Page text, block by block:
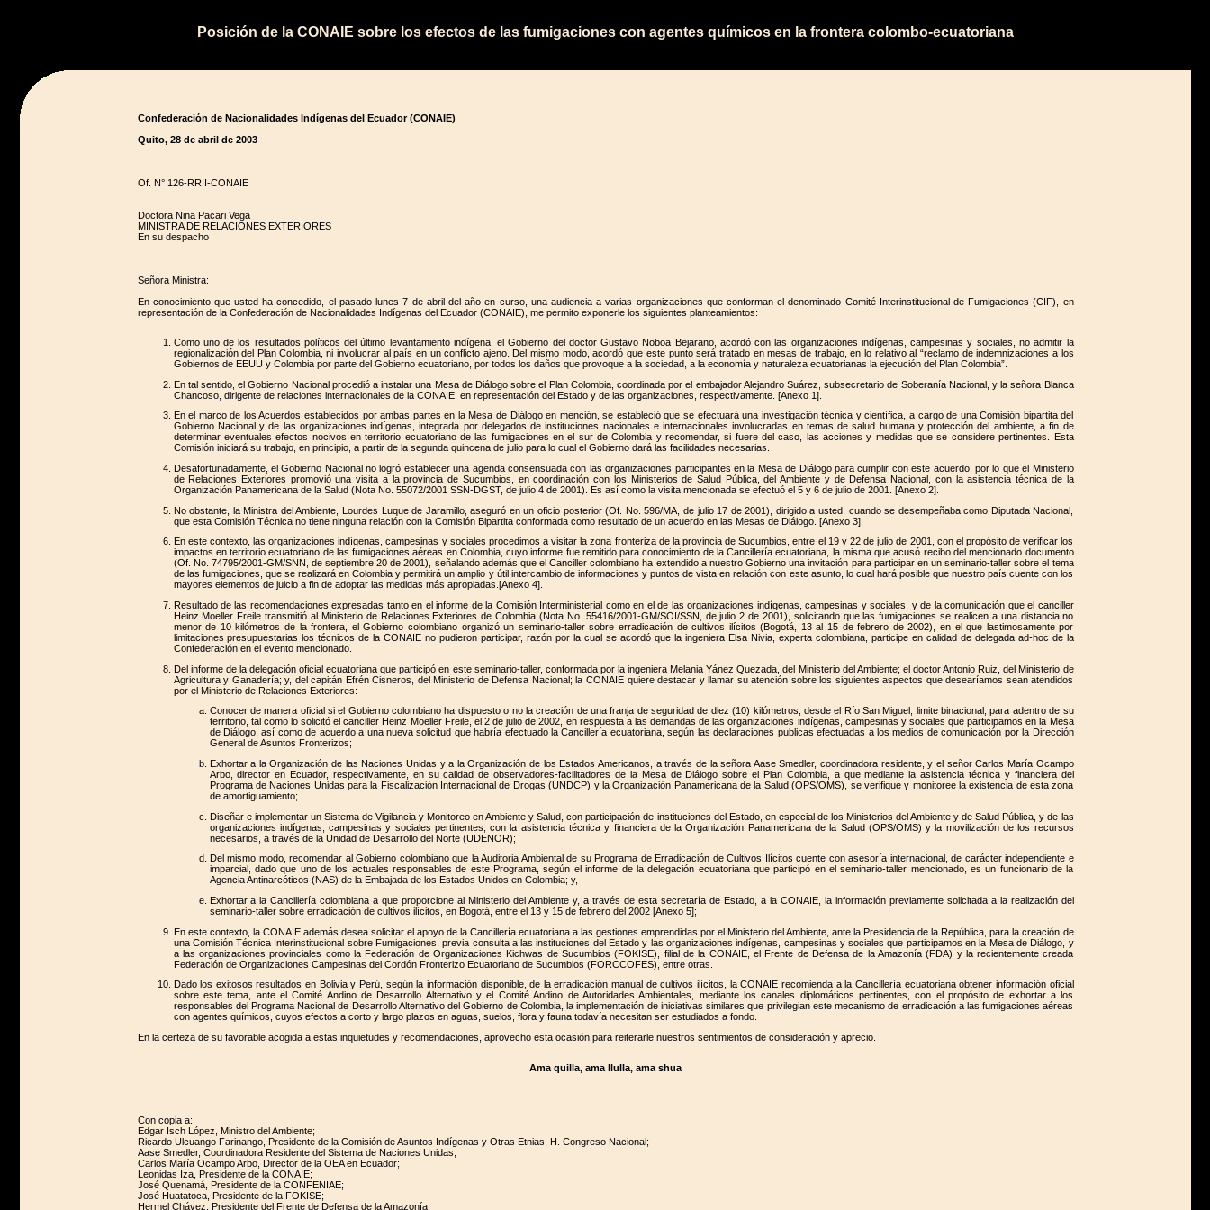
Posición de la CONAIE sobre los efectos de las fumigaciones con agentes químicos en la frontera colombo-ecuatoriana
Confederación de Nacionalidades Indígenas del Ecuador (CONAIE)
Quito, 28 de abril de 2003
Of. N° 126-RRII-CONAIE
Doctora Nina Pacari Vega
MINISTRA DE RELACIONES EXTERIORES
En su despacho
Señora Ministra:
En conocimiento que usted ha concedido, el pasado lunes 7 de abril del año en curso, una audiencia a varias organizaciones que conforman el denominado Comité Interinstitucional de Fumigaciones (CIF), en
representación de la Confederación de Nacionalidades Indígenas del Ecuador (CONAIE), me permito exponerle los siguientes planteamientos:
Como uno de los resultados políticos del último levantamiento indígena, el Gobierno del doctor Gustavo Noboa Bejarano, acordó con las organizaciones indígenas, campesinas y sociales, no admitir la
regionalización del Plan Colombia, ni involucrar al país en un conflicto ajeno. Del mismo modo, acordó que este punto será tratado en mesas de trabajo, en lo relativo al “reclamo de indemnizaciones a los
Gobiernos de EEUU y Colombia por parte del Gobierno ecuatoriano, por todos los daños que provoque a la sociedad, a la economía y naturaleza ecuatorianas la ejecución del Plan Colombia”.
En tal sentido, el Gobierno Nacional procedió a instalar una Mesa de Diálogo sobre el Plan Colombia, coordinada por el embajador Alejandro Suárez, subsecretario de Soberanía Nacional, y la señora Blanca
Chancoso, dirigente de relaciones internacionales de la CONAIE, en representación del Estado y de las organizaciones, respectivamente. [Anexo 1].
En el marco de los Acuerdos establecidos por ambas partes en la Mesa de Diálogo en mención, se estableció que se efectuará una investigación técnica y científica, a cargo de una Comisión bipartita del
Gobierno Nacional y de las organizaciones indígenas, integrada por delegados de instituciones nacionales e internacionales involucradas en temas de salud humana y protección del ambiente, a fin de
determinar eventuales efectos nocivos en territorio ecuatoriano de las fumigaciones en el sur de Colombia y recomendar, si fuere del caso, las acciones y medidas que se considere pertinentes. Esta
Comisión iniciará su trabajo, en principio, a partir de la segunda quincena de julio para lo cual el Gobierno dará las facilidades necesarias.
Desafortunadamente, el Gobierno Nacional no logró establecer una agenda consensuada con las organizaciones participantes en la Mesa de Diálogo para cumplir con este acuerdo, por lo que el Ministerio
de Relaciones Exteriores promovió una visita a la provincia de Sucumbios, en coordinación con los Ministerios de Salud Pública, del Ambiente y de Defensa Nacional, con la asistencia técnica de la
Organización Panamericana de la Salud (Nota No. 55072/2001 SSN-DGST, de julio 4 de 2001). Es así como la visita mencionada se efectuó el 5 y 6 de julio de 2001. [Anexo 2].
No obstante, la Ministra del Ambiente, Lourdes Luque de Jaramillo, aseguró en un oficio posterior (Of. No. 596/MA, de julio 17 de 2001), dirigido a usted, cuando se desempeñaba como Diputada Nacional,
que esta Comisión Técnica no tiene ninguna relación con la Comisión Bipartita conformada como resultado de un acuerdo en las Mesas de Diálogo. [Anexo 3].
En este contexto, las organizaciones indígenas, campesinas y sociales procedimos a visitar la zona fronteriza de la provincia de Sucumbios, entre el 19 y 22 de julio de 2001, con el propósito de verificar los
impactos en territorio ecuatoriano de las fumigaciones aéreas en Colombia, cuyo informe fue remitido para conocimiento de la Cancillería ecuatoriana, la misma que acusó recibo del mencionado documento
(Of. No. 74795/2001-GM/SNN, de septiembre 20 de 2001), señalando además que el Canciller colombiano ha extendido a nuestro Gobierno una invitación para participar en un seminario-taller sobre el tema
de las fumigaciones, que se realizará en Colombia y permitirá un amplio y útil intercambio de informaciones y puntos de vista en relación con este asunto, lo cual hará posible que nuestro país cuente con los
mayores elementos de juicio a fin de adoptar las medidas más apropiadas.[Anexo 4].
Resultado de las recomendaciones expresadas tanto en el informe de la Comisión Interministerial como en el de las organizaciones indígenas, campesinas y sociales, y de la comunicación que el canciller
Heinz Moeller Freile transmitió al Ministerio de Relaciones Exteriores de Colombia (Nota No. 55416/2001-GM/SOI/SSN, de julio 2 de 2001), solicitando que las fumigaciones se realicen a una distancia no
menor de 10 kilómetros de la frontera, el Gobierno colombiano organizó un seminario-taller sobre erradicación de cultivos ilícitos (Bogotá, 13 al 15 de febrero de 2002), en el que lastimosamente por
limitaciones presupuestarias los técnicos de la CONAIE no pudieron participar, razón por la cual se acordó que la ingeniera Elsa Nivia, experta colombiana, participe en calidad de delegada ad-hoc de la
Confederación en el evento mencionado.
Del informe de la delegación oficial ecuatoriana que participó en este seminario-taller, conformada por la ingeniera Melania Yánez Quezada, del Ministerio del Ambiente; el doctor Antonio Ruiz, del Ministerio de
Agricultura y Ganadería; y, del capitán Efrén Cisneros, del Ministerio de Defensa Nacional; la CONAIE quiere destacar y llamar su atención sobre los siguientes aspectos que desearíamos sean atendidos
por el Ministerio de Relaciones Exteriores:
Conocer de manera oficial si el Gobierno colombiano ha dispuesto o no la creación de una franja de seguridad de diez (10) kilómetros, desde el Río San Miguel, limite binacional, para adentro de su
territorio, tal como lo solicitó el canciller Heinz Moeller Freile, el 2 de julio de 2002, en respuesta a las demandas de las organizaciones indígenas, campesinas y sociales que participamos en la Mesa
de Diálogo, así como de acuerdo a una nueva solicitud que habría efectuado la Cancillería ecuatoriana, según las declaraciones publicas efectuadas a los medios de comunicación por la Dirección
General de Asuntos Fronterizos;
Exhortar a la Organización de las Naciones Unidas y a la Organización de los Estados Americanos, a través de la señora Aase Smedler, coordinadora residente, y el señor Carlos María Ocampo
Arbo, director en Ecuador, respectivamente, en su calidad de observadores-facilitadores de la Mesa de Diálogo sobre el Plan Colombia, a que mediante la asistencia técnica y financiera del
Programa de Naciones Unidas para la Fiscalización Internacional de Drogas (UNDCP) y la Organización Panamericana de la Salud (OPS/OMS), se verifique y monitoree la existencia de esta zona
de amortiguamiento;
Diseñar e implementar un Sistema de Vigilancia y Monitoreo en Ambiente y Salud, con participación de instituciones del Estado, en especial de los Ministerios del Ambiente y de Salud Pública, y de las
organizaciones indígenas, campesinas y sociales pertinentes, con la asistencia técnica y financiera de la Organización Panamericana de la Salud (OPS/OMS) y la movilización de los recursos
necesarios, a través de la Unidad de Desarrollo del Norte (UDENOR);
Del mismo modo, recomendar al Gobierno colombiano que la Auditoria Ambiental de su Programa de Erradicación de Cultivos Ilícitos cuente con asesoría internacional, de carácter independiente e
imparcial, dado que uno de los actuales responsables de este Programa, según el informe de la delegación ecuatoriana que participó en el seminario-taller mencionado, es un funcionario de la
Agencia Antinarcóticos (NAS) de la Embajada de los Estados Unidos en Colombia; y,
Exhortar a la Cancillería colombiana a que proporcione al Ministerio del Ambiente y, a través de esta secretaría de Estado, a la CONAIE, la información previamente solicitada a la realización del
seminario-taller sobre erradicación de cultivos ilícitos, en Bogotá, entre el 13 y 15 de febrero del 2002 [Anexo 5];
En este contexto, la CONAIE además desea solicitar el apoyo de la Cancillería ecuatoriana a las gestiones emprendidas por el Ministerio del Ambiente, ante la Presidencia de la República, para la creación de
una Comisión Técnica Interinstitucional sobre Fumigaciones, previa consulta a las instituciones del Estado y las organizaciones indígenas, campesinas y sociales que participamos en la Mesa de Diálogo, y
a las organizaciones provinciales como la Federación de Organizaciones Kichwas de Sucumbios (FOKISE), filial de la CONAIE, el Frente de Defensa de la Amazonía (FDA) y la recientemente creada
Federación de Organizaciones Campesinas del Cordón Fronterizo Ecuatoriano de Sucumbios (FORCCOFES), entre otras.
Dado los exitosos resultados en Bolivia y Perú, según la información disponible, de la erradicación manual de cultivos ilícitos, la CONAIE recomienda a la Cancillería ecuatoriana obtener información oficial
sobre este tema, ante el Comité Andino de Desarrollo Alternativo y el Comité Andino de Autoridades Ambientales, mediante los canales diplomáticos pertinentes, con el propósito de exhortar a los
responsables del Programa Nacional de Desarrollo Alternativo del Gobierno de Colombia, la implementación de iniciativas similares que privilegian este mecanismo de erradicación a las fumigaciones aéreas
con agentes químicos, cuyos efectos a corto y largo plazos en aguas, suelos, flora y fauna todavía necesitan ser estudiados a fondo.
En la certeza de su favorable acogida a estas inquietudes y recomendaciones, aprovecho esta ocasión para reiterarle nuestros sentimientos de consideración y aprecio.
Ama quilla, ama llulla, ama shua
Con copia a:
Edgar Isch López, Ministro del Ambiente;
Ricardo Ulcuango Farinango, Presidente de la Comisión de Asuntos Indígenas y Otras Etnias, H. Congreso Nacional;
Aase Smedler, Coordinadora Residente del Sistema de Naciones Unidas;
Carlos María Ocampo Arbo, Director de la OEA en Ecuador;
Leonidas Iza, Presidente de la CONAIE;
José Quenamá, Presidente de la CONFENIAE;
José Huatatoca, Presidente de la FOKISE;
Hermel Chávez, Presidente del Frente de Defensa de la Amazonía;